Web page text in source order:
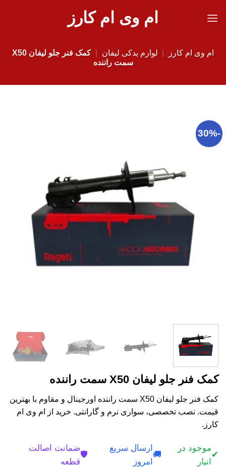
ام وی ام کارز
ام وی ام کارز لوازم یدکی لیفان
کمک فنر جلو لیفان X50
سمت راننده
-30%
کمک فنر جلو لیفان X50 سمت راننده
کمک فنر جلو لیفان X50 سمت راننده اورجینال و مقاوم با بهترین
قیمت. نصب تخصصی، سواری نرم و گارانتی. خرید از ام وی ام
کارز.
✔
موجود در
انبار
🚚
ارسال سریع
امروز
🛡️
ضمانت اصالت
قطعه